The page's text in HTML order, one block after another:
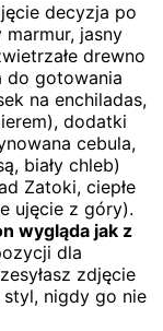
decyzja po
jasny
drewno
do gotowania
na enchiladas,
dodatki
cebula,
biały chleb)
Zatoki, ciepłe
ujęcie z góry).
wygląda jak z
dla
zdjęcie
nigdy go nie